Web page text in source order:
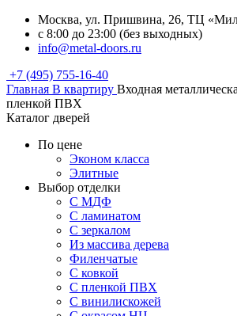
Москва, ул. Пришвина, 26, ТЦ
с 8:00 до 23:00 (без выходных)
info@metal-doors.ru
+7 (495) 755-16-40
Главная В квартиру Входная
пленкой ПВХ
Каталог дверей
По цене
Эконом класса
Элитные
Выбор отделки
С МДФ
С ламинатом
С зеркалом
Из массива дерева
Филенчатые
С ковкой
С пленкой ПВХ
С винилискожей